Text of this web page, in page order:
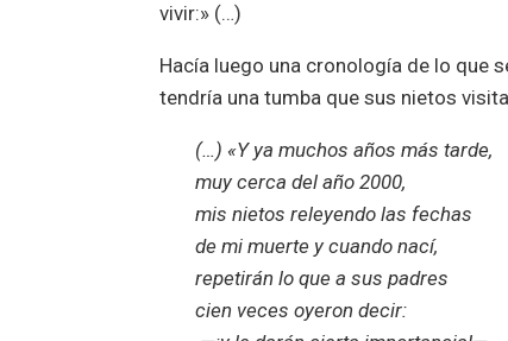
vivir:» (…)
Hacía luego una cronología de lo que
tendría una tumba que sus nietos
(…) «Y ya muchos años más tarde,
muy cerca del año 2000,
mis nietos releyendo las fechas
de mi muerte y cuando nací,
repetirán lo que a sus padres
cien veces oyeron decir: